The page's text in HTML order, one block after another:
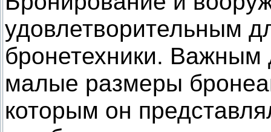
удовлетворительным
бронетехники. Важным
малые размеры
которым он